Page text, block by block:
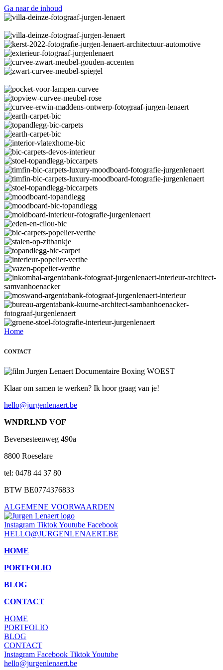
Ga naar de inhoud
Home
CONTACT
Klaar om samen te werken? Ik hoor graag van je!
hello@jurgenlenaert.be
WNDRLND VOF
Beversesteenweg 490a
8800 Roeselare
tel: 0478 44 37 80
BTW BE0774376833
ALGEMENE VOORWAARDEN
Instagram TiktokYoutube Facebook
HELLO@JURGENLENAERT.BE
HOME
PORTFOLIO
BLOG
CONTACT
HOME
PORTFOLIO
BLOG
CONTACT
Instagram Facebook TiktokYoutube
hello@jurgenlenaert.be